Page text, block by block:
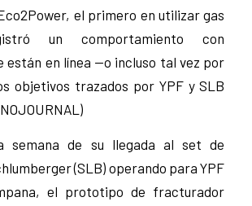
el primero en utilizar gas
un comportamiento con
están en línea —o incluso tal vez por
objetivos trazados por YPF y SLB
semana de su llegada al set de
(SLB) operando para YPF
el prototipo de fracturador